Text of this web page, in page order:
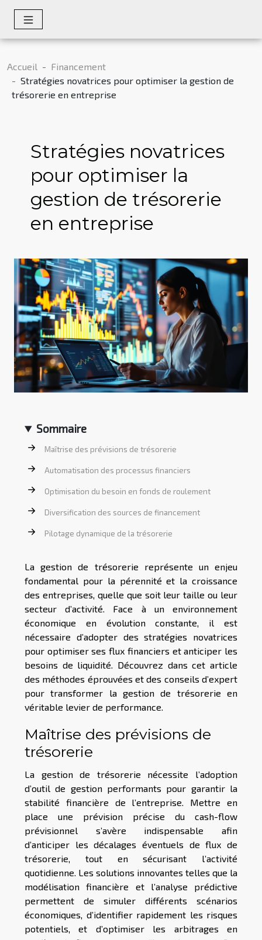
Accueil
Financement
Stratégies novatrices pour optimiser la gestion de
trésorerie en entreprise
Stratégies novatrices
pour optimiser la
gestion de trésorerie
en entreprise
Sommaire
Maîtrise des prévisions de trésorerie
Automatisation des processus financiers
Optimisation du besoin en fonds de roulement
Diversification des sources de financement
Pilotage dynamique de la trésorerie
La gestion de trésorerie représente un enjeu
fondamental pour la pérennité et la croissance
des entreprises, quelle que soit leur taille ou leur
secteur d’activité. Face à un environnement
économique en évolution constante, il est
nécessaire d’adopter des stratégies novatrices
pour optimiser ses flux financiers et anticiper les
besoins de liquidité. Découvrez dans cet article
des méthodes éprouvées et des conseils d’expert
pour transformer la gestion de trésorerie en
véritable levier de performance.
Maîtrise des prévisions de
trésorerie
La gestion de trésorerie nécessite l’adoption
d’outil de gestion performants pour garantir la
stabilité financière de l’entreprise. Mettre en
place une prévision précise du cash-flow
prévisionnel s’avère indispensable afin
d’anticiper les décalages éventuels de flux de
trésorerie, tout en sécurisant l’activité
quotidienne. Les solutions innovantes telles que la
modélisation financière et l’analyse prédictive
permettent de simuler différents scénarios
économiques, d’identifier rapidement les risques
potentiels, et d’optimiser les arbitrages en